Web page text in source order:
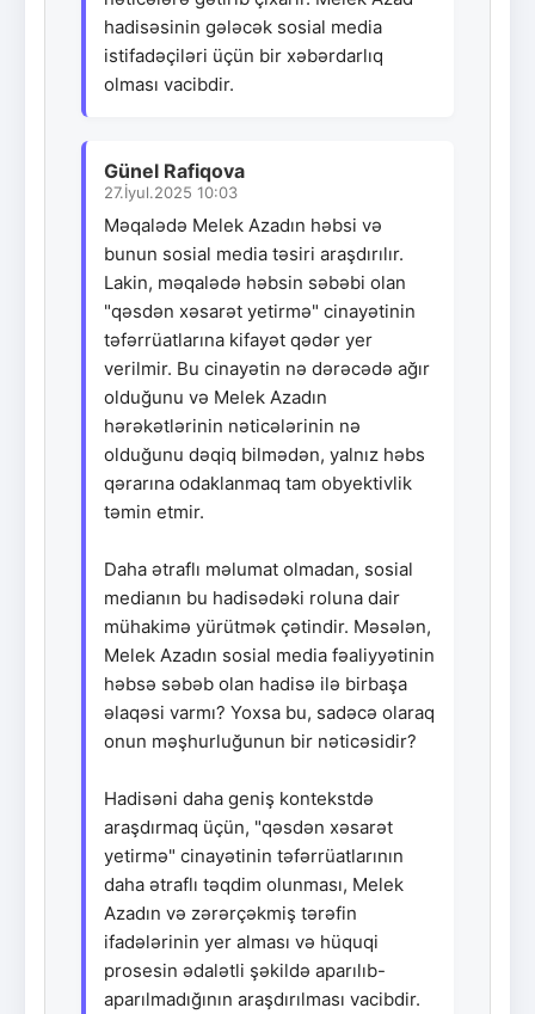
hadisəsinin gələcək sosial media
istifadəçiləri üçün bir xəbərdarlıq
olması vacibdir.
Günel Rafiqova
27.İyul.2025 10:03
Məqalədə Melek Azadın həbsi və
bunun sosial media təsiri araşdırılır.
Lakin, məqalədə həbsin səbəbi olan
"qəsdən xəsarət yetirmə" cinayətinin
təfərrüatlarına kifayət qədər yer
verilmir. Bu cinayətin nə dərəcədə ağır
olduğunu və Melek Azadın
hərəkətlərinin nəticələrinin nə
olduğunu dəqiq bilmədən, yalnız həbs
qərarına odaklanmaq tam obyektivlik
təmin etmir.
Daha ətraflı məlumat olmadan, sosial
medianın bu hadisədəki roluna dair
mühakimə yürütmək çətindir. Məsələn,
Melek Azadın sosial media fəaliyyətinin
həbsə səbəb olan hadisə ilə birbaşa
əlaqəsi varmı? Yoxsa bu, sadəcə olaraq
onun məşhurluğunun bir nəticəsidir?
Hadisəni daha geniş kontekstdə
araşdırmaq üçün, "qəsdən xəsarət
yetirmə" cinayətinin təfərrüatlarının
daha ətraflı təqdim olunması, Melek
Azadın və zərərçəkmiş tərəfin
ifadələrinin yer alması və hüquqi
prosesin ədalətli şəkildə aparılıb-
aparılmadığının araşdırılması vacibdir.